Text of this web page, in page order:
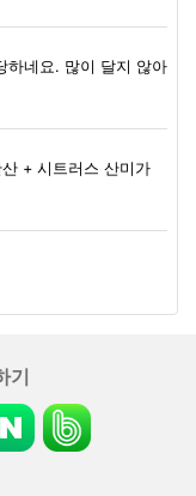
하네요. 많이 달지 않아
+ 시트러스 산미가
기